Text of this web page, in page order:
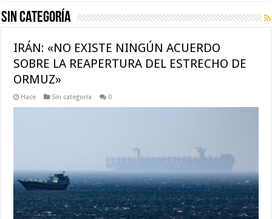
Sin categoría
IRÁN: «NO EXISTE NINGÚN ACUERDO
SOBRE LA REAPERTURA DEL ESTRECHO DE
ORMUZ»
Hace Sin categoría 0